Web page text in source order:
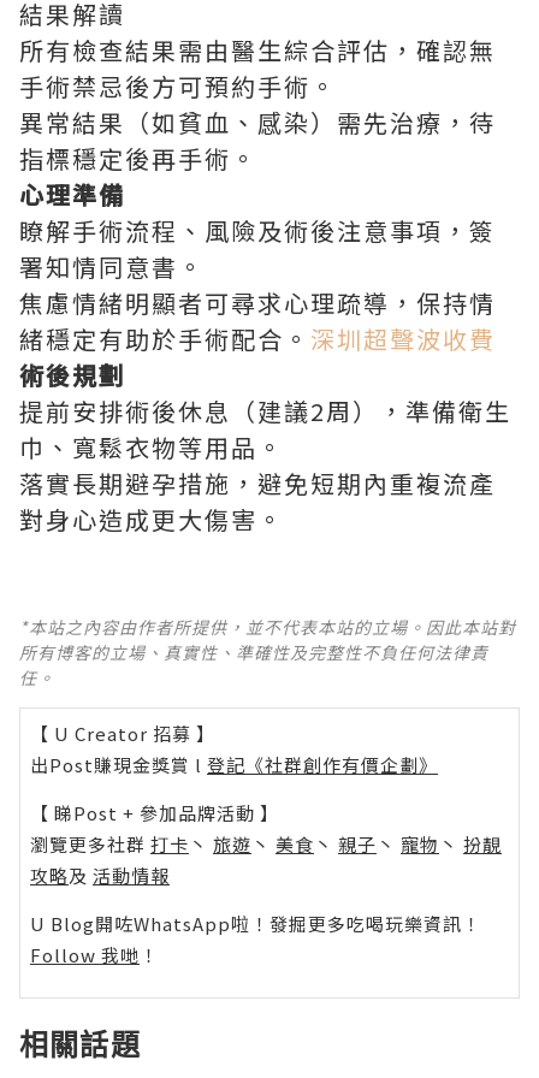
結果解讀
所有檢查結果需由醫生綜合評估，確認無
手術禁忌後方可預約手術。
異常結果（如貧血、感染）需先治療，待
指標穩定後再手術。
心理準備
瞭解手術流程、風險及術後注意事項，簽
署知情同意書。
焦慮情緒明顯者可尋求心理疏導，保持情
緒穩定有助於手術配合。 深圳超聲波收費
術後規劃
提前安排術後休息（建議2周），準備衛生
巾、寬鬆衣物等用品。
落實長期避孕措施，避免短期內重複流產
對身心造成更大傷害。
*本站之內容由作者所提供，並不代表本站的立場。因此本站對
所有博客的立場、真實性、準確性及完整性不負任何法律責
任。
【 U Creator 招募 】
出Post賺現金獎賞 l 登記《社群創作有價企劃》
【 睇Post + 參加品牌活動 】
瀏覽更多社群 打卡 丶 旅遊 丶 美食 丶 親子 丶 寵物 丶 扮靚
攻略及 活動情報
U Blog開咗WhatsApp啦！發掘更多吃喝玩樂資訊！
Follow 我哋 ！
相關話題